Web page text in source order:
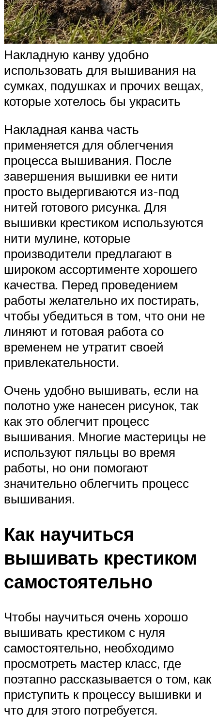
Накладную канву удобно
использовать для вышивания на
сумках, подушках и прочих вещах,
которые хотелось бы украсить
Накладная канва часть
применяется для облегчения
процесса вышивания. После
завершения вышивки ее нити
просто выдергиваются из-под
нитей готового рисунка. Для
вышивки крестиком используются
нити мулине, которые
производители предлагают в
широком ассортименте хорошего
качества. Перед проведением
работы желательно их постирать,
чтобы убедиться в том, что они не
линяют и готовая работа со
временем не утратит своей
привлекательности.
Очень удобно вышивать, если на
полотно уже нанесен рисунок, так
как это облегчит процесс
вышивания. Многие мастерицы не
используют пяльцы во время
работы, но они помогают
значительно облегчить процесс
вышивания.
Как научиться
вышивать крестиком
самостоятельно
Чтобы научиться очень хорошо
вышивать крестиком с нуля
самостоятельно, необходимо
просмотреть мастер класс, где
поэтапно рассказывается о том, как
приступить к процессу вышивки и
что для этого потребуется.